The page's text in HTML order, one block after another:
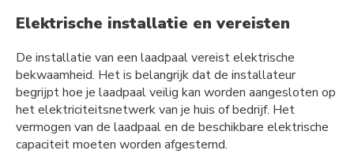
Elektrische installatie en vereisten
De installatie van een laadpaal vereist elektrische
bekwaamheid. Het is belangrijk dat de installateur
begrijpt hoe je laadpaal veilig kan worden aangesloten op
het elektriciteitsnetwerk van je huis of bedrijf. Het
vermogen van de laadpaal en de beschikbare elektrische
capaciteit moeten worden afgestemd.